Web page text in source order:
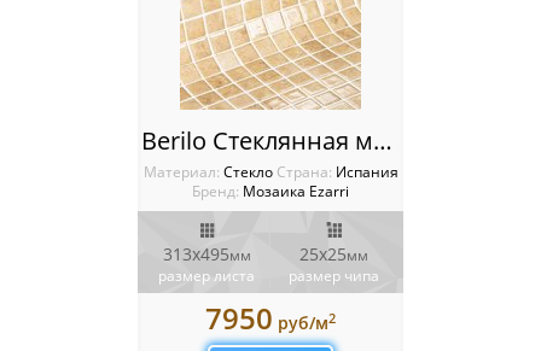
Berilo Стеклянная мозаика Ezarri Gemma
Материал: Стекло Cтрана: Испания
Бренд: Мозаика Ezarri
313х495мм
размер листа
25х25мм
размер чипа
7950 руб/м2